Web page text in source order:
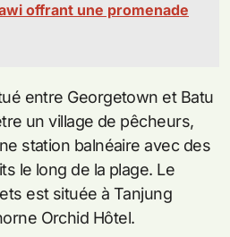
offrant une promenade
entre Georgetown et Batu
un village de pêcheurs,
station balnéaire avec des
le long de la plage. Le
est située à Tanjung
Orchid Hôtel.